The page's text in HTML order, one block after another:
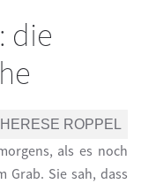
die
ROPPEL
als es noch
Grab. Sie sah, dass